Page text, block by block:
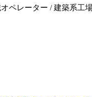
ペレーター / 建築系工